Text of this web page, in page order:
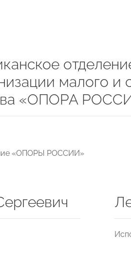
малого и
«ОПОРА
«ОПОРЫ РОССИИ»